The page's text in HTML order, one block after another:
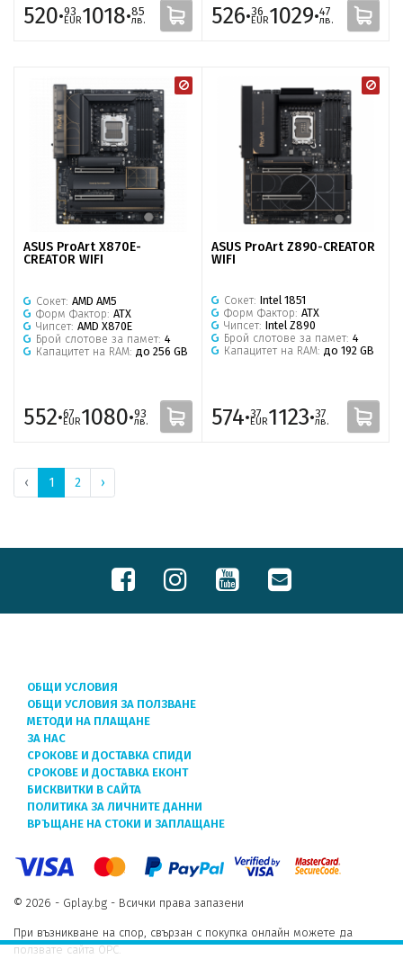
520·93
EUR1018·85
лв. 526·36
EUR1029·47
лв.
ASUS ProArt X870E-
CREATOR WIFI
Сокет: AMD AM5
Форм Фактор: ATX
Чипсет: AMD X870E
Брой слотове за памет: 4
Капацитет на RAM: до 256 GB
552·67
EUR1080·93
лв.
ASUS ProArt Z890-CREATOR
WIFI
Сокет: Intel 1851
Форм Фактор: ATX
Чипсет: Intel Z890
Брой слотове за памет: 4
Капацитет на RAM: до 192 GB
574·37
EUR1123·37
лв.
‹ 1 2 ›
ОБЩИ УСЛОВИЯ
ОБЩИ УСЛОВИЯ ЗА ПОЛЗВАНЕ
МЕТОДИ НА ПЛАЩАНЕ
ЗА НАС
СРОКОВЕ И ДОСТАВКА СПИДИ
СРОКОВЕ И ДОСТАВКА ЕКОНТ
БИСКВИТКИ В САЙТА
ПОЛИТИКА ЗА ЛИЧНИТЕ ДАННИ
ВРЪЩАНЕ НА СТОКИ И ЗАПЛАЩАНЕ
© 2026 - Gplay.bg - Всички права запазени
При възникване на спор, свързан с покупка онлайн можете да
ползвате сайта ОРС.